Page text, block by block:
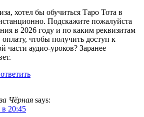
хотел бы обучиться Таро Тота в
Подскажите пожалуйста
в 2026 году и по каким реквизитам
чтобы получить доступ к
части аудио-уроков? Заранее
Чёрная says:
в 20:45